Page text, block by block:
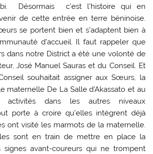
Désormais c’est l’histoire qui en
de cette entrée en terre béninoise.
se portent bien et s’adaptent bien à
d’accueil. Il faut rappeler que
dans notre District a été une volonté de
José Manuel Sauras et du Conseil. Et
souhaitait assigner aux Sœurs, la
maternelle De La Salle d’Akassato et au
activités dans les autres niveaux
porte à croire qu’elles intègrent déjà
ont visité les marmots de la maternelle.
sont en train de mettre en place la
signes avant-coureurs qui ne trompent